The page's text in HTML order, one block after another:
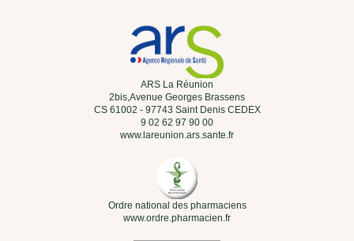
ARS La Réunion
2bis,Avenue Georges Brassens
CS 61002 - 97743 Saint Denis CEDEX
9 02 62 97 90 00
www.lareunion.ars.sante.fr
Ordre national des pharmaciens
www.ordre.pharmacien.fr